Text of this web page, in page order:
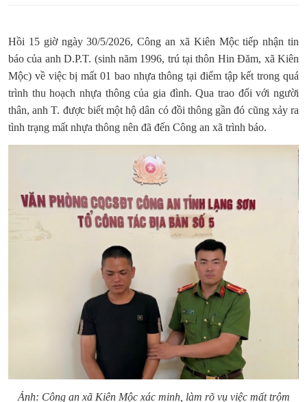
Hồi 15 giờ ngày 30/5/2026, Công an xã Kiên Mộc tiếp nhận tin
báo của anh D.P.T. (sinh năm 1996, trú tại thôn Hin Đăm, xã Kiên
Mộc) về việc bị mất 01 bao nhựa thông tại điểm tập kết trong quá
trình thu hoạch nhựa thông của gia đình. Qua trao đổi với người
thân, anh T. được biết một hộ dân có đồi thông gần đó cũng xảy ra
tình trạng mất nhựa thông nên đã đến Công an xã trình báo.
Ảnh: Công an xã Kiên Mộc xác minh, làm rõ vụ việc mất trộm